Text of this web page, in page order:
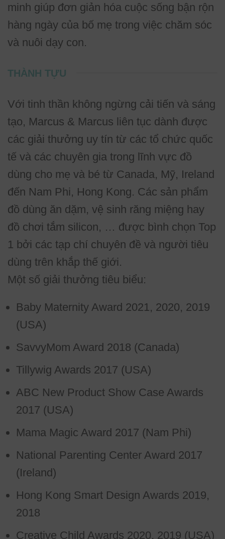
minh giúp đơn giản hóa cuộc sống bận rộn
hàng ngày của bố mẹ trong việc chăm sóc
và nuôi dạy con.
THÀNH TỰU
Với tinh thần không ngừng cải tiến và sáng
tạo, Marcus & Marcus liên tục dành được
các giải thưởng uy tín từ các tổ chức quốc
tế và các chuyên gia trong lĩnh vực đồ
dùng cho mẹ và bé từ Canada, Mỹ, Ireland
đến Nam Phi, Hong Kong. Các sản phẩm
đồ dùng ăn dặm, vệ sinh răng miệng hay
đồ chơi tắm silicon, … được bình chọn Top
1 bởi các tạp chí chuyên đề và người tiêu
dùng trên khắp thế giới.
Một số giải thưởng tiêu biểu:
Baby Maternity Award 2021, 2020, 2019
(USA)
SavvyMom Award 2018 (Canada)
Tillywig Awards 2017 (USA)
ABC New Product Show Case Awards
2017 (USA)
Mama Magic Award 2017 (Nam Phi)
National Parenting Center Award 2017
(Ireland)
Hong Kong Smart Design Awards 2019,
2018
Creative Child Awards 2020, 2019 (USA)